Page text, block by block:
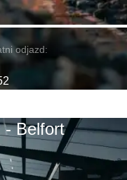
odjazd:
- Belfort